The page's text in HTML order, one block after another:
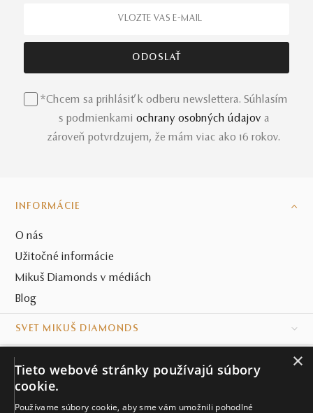
*Chcem sa prihlásiť k odberu newslettera. Súhlasím
s podmienkami ochrany osobných údajov a
zároveň potvrdzujem, že mám viac ako 16 rokov.
INFORMÁCIE
O nás
Užitočné informácie
Mikuš Diamonds v médiách
Blog
SVET MIKUŠ DIAMONDS
KONTAKT
×
Tieto webové stránky používajú súbory
cookie.
Používame súbory cookie, aby sme vám umožnili pohodlné